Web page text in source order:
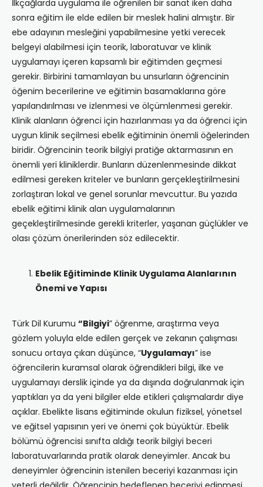
İlkçağlarda uygulama ile öğrenilen bir sanat iken daha
sonra eğitim ile elde edilen bir meslek halini almıştır. Bir
ebe adayının mesleğini yapabilmesine yetki verecek
belgeyi alabilmesi için teorik, laboratuvar ve klinik
uygulamayı içeren kapsamlı bir eğitimden geçmesi
gerekir. Birbirini tamamlayan bu unsurların öğrencinin
öğenim becerilerine ve eğitimin basamaklarına göre
yapılandırılması ve izlenmesi ve ölçümlenmesi gerekir.
Klinik alanların öğrenci için hazırlanması ya da öğrenci için
uygun klinik seçilmesi ebelik eğitiminin önemli öğelerinden
biridir. Öğrencinin teorik bilgiyi pratiğe aktarmasının en
önemli yeri kliniklerdir. Bunların düzenlenmesinde dikkat
edilmesi gereken kriteler ve bunların gerçekleştirilmesini
zorlaştıran lokal ve genel sorunlar mevcuttur. Bu yazıda
ebelik eğitimi klinik alan uygulamalarının
geçekleştirilmesinde gerekli kriterler, yaşanan güçlükler ve
olası çözüm önerilerinden söz edilecektir.
Ebelik Eğitiminde Klinik Uygulama Alanlarının
Önemi ve Yapısı
Türk Dil Kurumu “Bilgiyi” öğrenme, araştırma veya
gözlem yoluyla elde edilen gerçek ve zekanın çalışması
sonucu ortaya çıkan düşünce, “Uygulamayı” ise
öğrencilerin kuramsal olarak öğrendikleri bilgi, ilke ve
uygulamayı derslik içinde ya da dışında doğrulanmak için
yaptıkları ya da yeni bilgiler elde etikleri çalışmalardır diye
açıklar. Ebelikte lisans eğitiminde okulun fiziksel, yönetsel
ve eğitsel yapısının yeri ve önemi çok büyüktür. Ebelik
bölümü öğrencisi sınıfta aldığı teorik bilgiyi beceri
laboratuvarlarında pratik olarak deneyimler. Ancak bu
deneyimler öğrencinin istenilen beceriyi kazanması için